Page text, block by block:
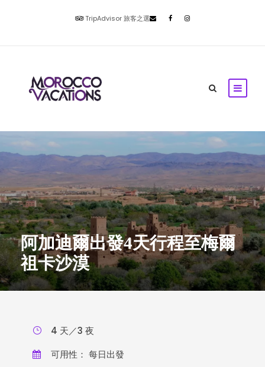
TripAdvisor 旅客之選
阿加迪爾出發4天行程至梅爾
祖卡沙漠
4 天／3 夜
可用性： 每日出發